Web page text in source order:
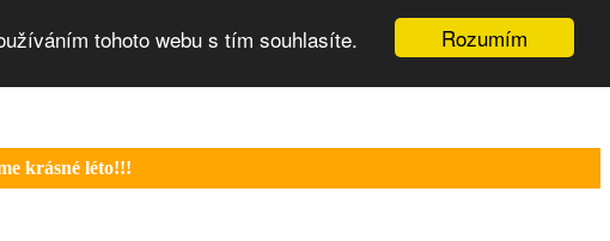
Rozumím
tohoto webu s tím souhlasíte.
krásné léto!!!